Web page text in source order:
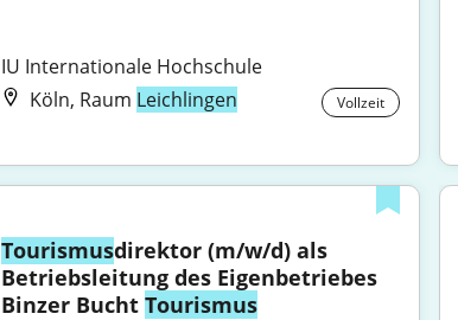
IU Internationale Hochschule
Köln, Raum Leichlingen Vollzeit
Tourismusdirektor (m/w/d) als
Betriebsleitung des Eigenbetriebes
Binzer Bucht Tourismus